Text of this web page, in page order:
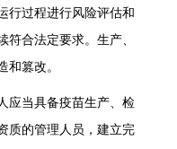
行过程进行风险评估和
符合法定要求。生产、
和篡改。
应当具备疫苗生产、检
质的管理人员，建立完